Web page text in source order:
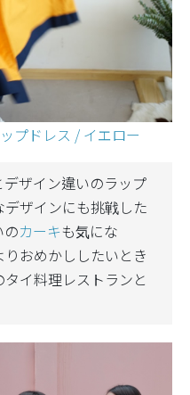
プドレス / イエロー
ザイン違いのラップ
ザインにも挑戦した
のカーキも気にな
おめかししたいとき
イ料理レストランと